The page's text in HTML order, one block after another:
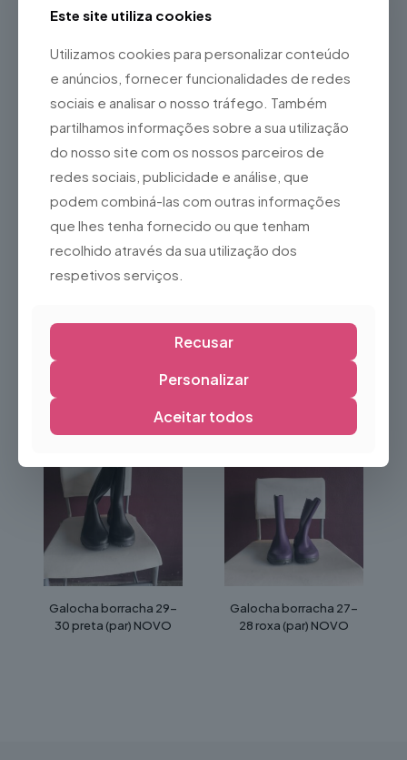
geométricos e orgânicos (pontos e listras).
decorações de escritórios criativos, salas de estar
contemporâneas ou como um adereço que denote
sofisticação e gosto por arte moderna brasileira.
Produtos Relacionados
Galocha borracha 37-
38 roxa (par) NOVO
Galocha borracha 33-
34 preta (par) NOVO
Galocha borracha 29-
30 preta (par) NOVO
Galocha borracha 27-
28 roxa (par) NOVO
Este site utiliza cookies
Utilizamos cookies para personalizar conteúdo
e anúncios, fornecer funcionalidades de redes
sociais e analisar o nosso tráfego. Também
partilhamos informações sobre a sua utilização
do nosso site com os nossos parceiros de
redes sociais, publicidade e análise, que
podem combiná-las com outras informações
que lhes tenha fornecido ou que tenham
recolhido através da sua utilização dos
respetivos serviços.
Recusar
Personalizar
Aceitar todos